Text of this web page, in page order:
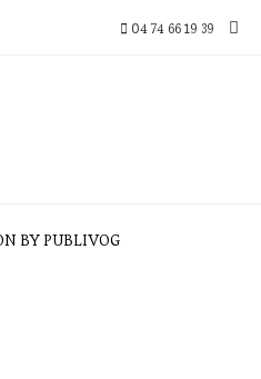
04 74 66 19 39
BY PUBLIVOG